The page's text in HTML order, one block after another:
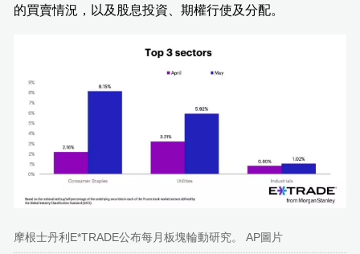
的買賣情況，以及股息投資、期權行使及分配。
摩根士丹利E*TRADE公布每月板塊輪動研究。 AP圖片